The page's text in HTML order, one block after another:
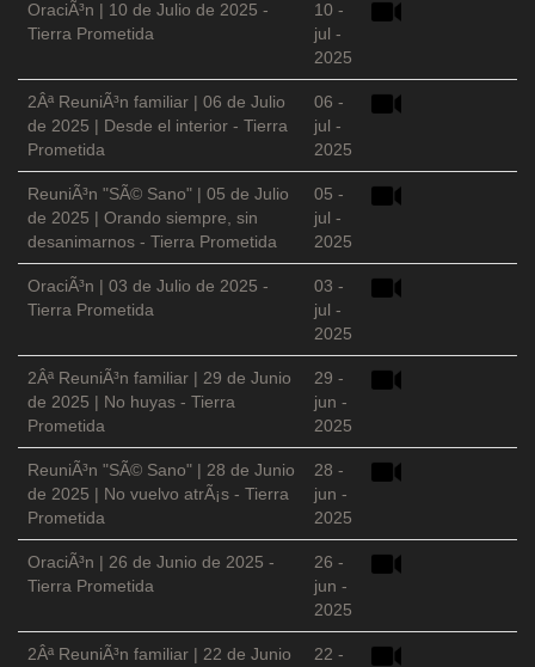
OraciÃ³n | 10 de Julio de 2025 -
Tierra Prometida
10 -
jul -
2025
2Âª ReuniÃ³n familiar | 06 de Julio
de 2025 | Desde el interior - Tierra
Prometida
06 -
jul -
2025
ReuniÃ³n "SÃ© Sano" | 05 de Julio
de 2025 | Orando siempre, sin
desanimarnos - Tierra Prometida
05 -
jul -
2025
OraciÃ³n | 03 de Julio de 2025 -
Tierra Prometida
03 -
jul -
2025
2Âª ReuniÃ³n familiar | 29 de Junio
de 2025 | No huyas - Tierra
Prometida
29 -
jun -
2025
ReuniÃ³n "SÃ© Sano" | 28 de Junio
de 2025 | No vuelvo atrÃ¡s - Tierra
Prometida
28 -
jun -
2025
OraciÃ³n | 26 de Junio de 2025 -
Tierra Prometida
26 -
jun -
2025
2Âª ReuniÃ³n familiar | 22 de Junio
22 -